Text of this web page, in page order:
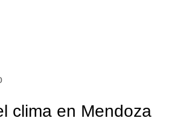
clima en Mendoza